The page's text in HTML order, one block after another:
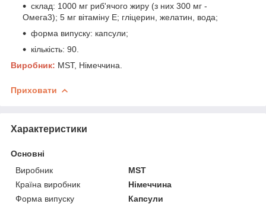
склад: 1000 мг риб'ячого жиру (з них 300 мг -
Омега3); 5 мг вітаміну Е; гліцерин, желатин, вода;
форма випуску: капсули;
кількість: 90.
Виробник: MST, Німеччина.
Приховати
Характеристики
Основні
Виробник
MST
Країна виробник
Німеччина
Форма випуску
Капсули